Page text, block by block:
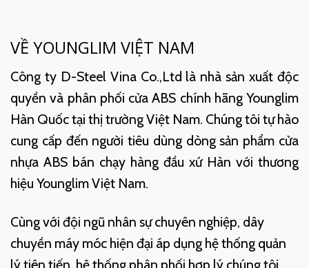
VỀ YOUNGLIM VIỆT NAM
Công ty D-Steel Vina Co.,Ltd là nhà sản xuất độc
quyền và phân phối cửa ABS chính hãng Younglim
Hàn Quốc tại thị trường Việt Nam. Chúng tôi tự hào
cung cấp đến người tiêu dùng dòng sản phẩm cửa
nhựa ABS bán chạy hàng đầu xứ Hàn với thương
hiệu Younglim Việt Nam.
Cùng với đội ngũ nhân sự chuyên nghiệp, dây
chuyền máy móc hiện đại áp dụng hệ thống quản